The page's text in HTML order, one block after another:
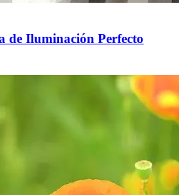
de Iluminación Perfecto